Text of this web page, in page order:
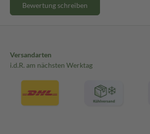
Bewertung schreiben
Versandarten
i.d.R. am nächsten Werktag